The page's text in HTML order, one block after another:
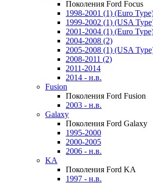
Поколения Ford Focus
1998-2001 (1) (Euro
1999-2002 (1) (USA
2001-2004 (1) (Euro
2004-2008 (2)
2005-2008 (1) (USA
2008-2011 (2)
2011-2014
2014 - н.в.
Fusion
Поколения Ford Fusion
2003 - н.в.
Galaxy
Поколения Ford Galaxy
1995-2000
2000-2005
2006 - н.в.
KA
Поколения Ford KA
1997 - н.в.